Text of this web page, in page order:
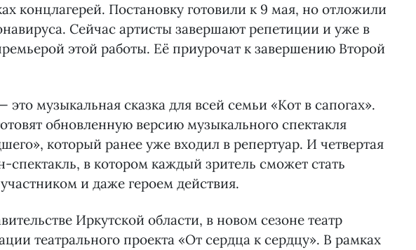
концлагерей. Постановку готовили к 9 мая, но отложили
Сейчас артисты завершают репетиции и уже в
этой работы. Её приурочат к завершению Второй
это музыкальная сказка для всей семьи «Кот в сапогах».
обновленную версию музыкального спектакля
который ранее уже входил в репертуар. И четвертая
спектакль, в котором каждый зритель сможет стать
и даже героем действия.
Иркутской области, в новом сезоне театр
театрального проекта «От сердца к сердцу». В рамках